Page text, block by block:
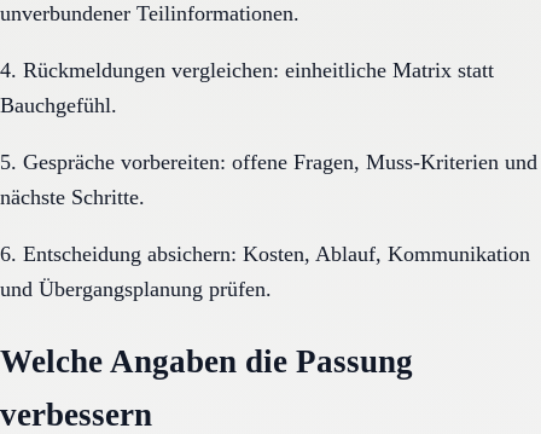
unverbundener Teilinformationen.
4. Rückmeldungen vergleichen: einheitliche Matrix statt
Bauchgefühl.
5. Gespräche vorbereiten: offene Fragen, Muss-Kriterien und
nächste Schritte.
6. Entscheidung absichern: Kosten, Ablauf, Kommunikation
und Übergangsplanung prüfen.
Welche Angaben die Passung
verbessern